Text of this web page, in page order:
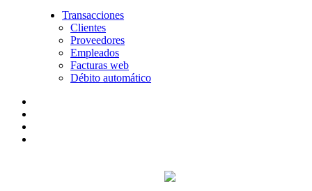
Transacciones
Clientes
Proveedores
Empleados
Facturas web
Débito automático